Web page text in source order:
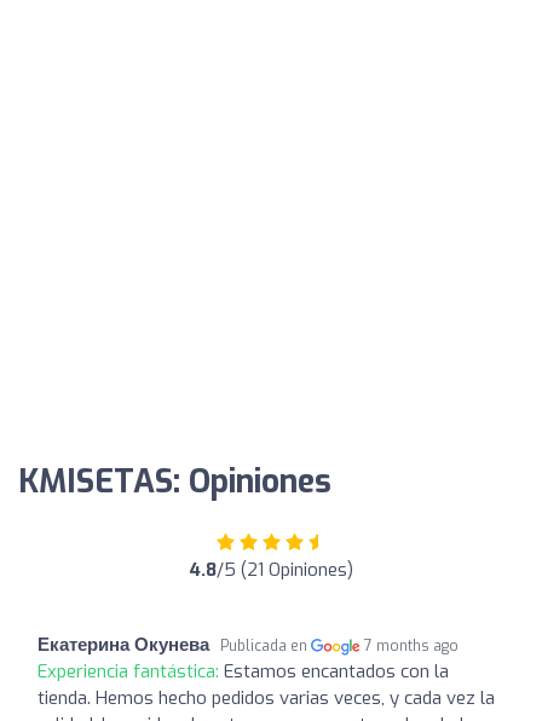
KMISETAS: Opiniones
4.8/5 (21 Opiniones)
Екатерина Окунева Publicada en 7 months ago
Experiencia fantástica: Estamos encantados con la
tienda. Hemos hecho pedidos varias veces, y cada vez la